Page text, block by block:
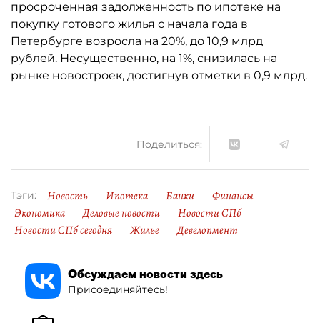
просроченная задолженность по ипотеке на
покупку готового жилья с начала года в
Петербурге возросла на 20%, до 10,9 млрд
рублей. Несущественно, на 1%, снизилась на
рынке новостроек, достигнув отметки в 0,9 млрд.
Поделиться:
Тэги: Новость Ипотека Банки
Финансы
Экономика
Деловые новости
Новости СПб
Новости СПб сегодня
Жилье Девелопмент
Обсуждаем новости здесь
Присоединяйтесь!